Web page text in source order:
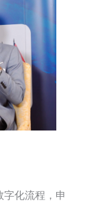
字化流程，申